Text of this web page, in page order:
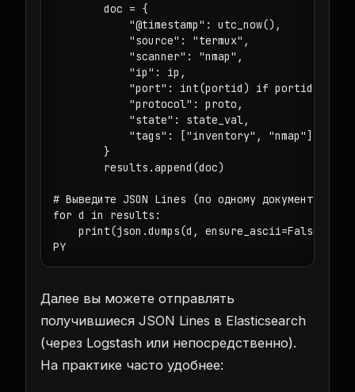
        doc = {
            "@timestamp": utc_now(),
            "source": "termux",
            "scanner": "nmap",
            "ip": ip,
"port": int(portid) if portid and
            "protocol": proto,
            "state": state_val,
            "tags": ["inventory", "nmap"],
        }
        results.append(doc)
# Выведите JSON Lines (по одному документу на
for d in results:
    print(json.dumps(d, ensure_ascii=False))
PY
Далее вы можете отправлять
получившиеся JSON Lines в Elasticsearch
(через Logstash или непосредственно).
На практике часто удобнее: